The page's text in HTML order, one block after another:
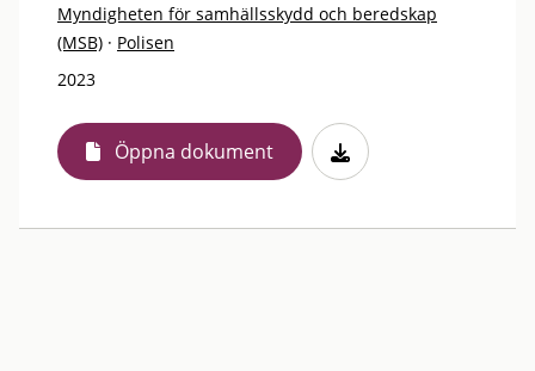
Myndigheten för samhällsskydd och beredskap
(MSB) · Polisen
2023
Öppna dokument